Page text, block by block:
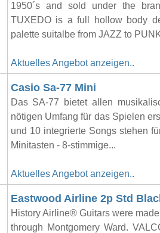
1950´s and sold under the
TUXEDO is a full hollow body
palette suitalbe from JAZZ to
Aktuelles Angebot anzeigen..
Casio Sa-77 Mini
Das SA-77 bietet allen
nötigen Umfang für das Spielen
und 10 integrierte Songs stehen
Minitasten - 8-stimmige...
Aktuelles Angebot anzeigen..
Eastwood Airline 2p Std
History Airline® Guitars were
through Montgomery Ward.